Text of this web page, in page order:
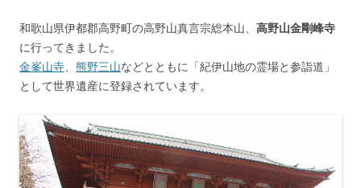
和歌山県伊都郡高野町の高野山真言宗総本山、 高野山金剛峰寺
に行ってきました。
金峯山寺
熊野三山などとともに「紀伊山地の霊場と参詣道」
として世界遺産に登録されています。